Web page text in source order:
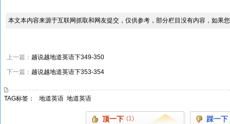
本文本内容来源于互联网抓取和网友提交，仅供参考，部分栏目没有内容，如果
上一篇： 越说越地道英语下349-350
下一篇： 越说越地道英语下353-354
TAG标签： 地道英语 地道英语
顶一下 (1) 踩一下